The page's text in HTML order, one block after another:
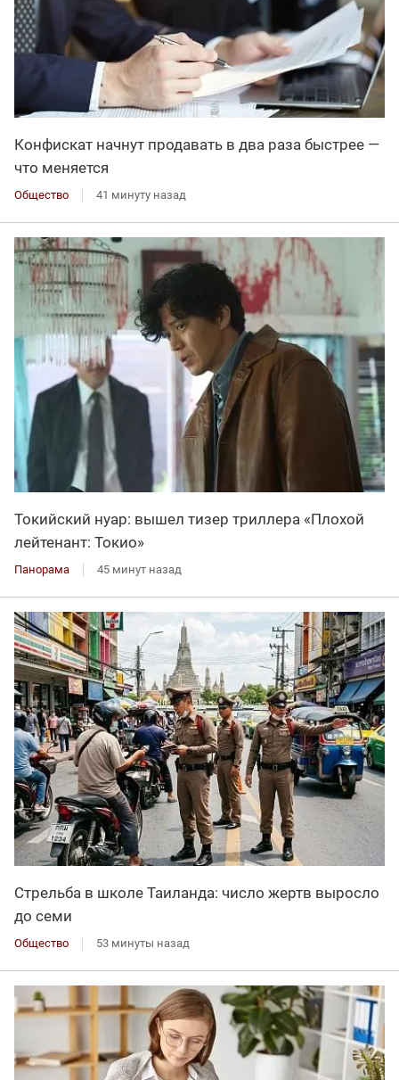
Конфискат начнут продавать в два раза быстрее —
что меняется
Общество 41 минуту назад
Токийский нуар: вышел тизер триллера «Плохой
лейтенант: Токио»
Панорама 45 минут назад
Стрельба в школе Таиланда: число жертв выросло
до семи
Общество 53 минуты назад